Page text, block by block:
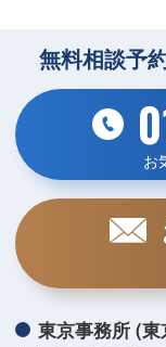
無料相談予
お
東京事務所 (